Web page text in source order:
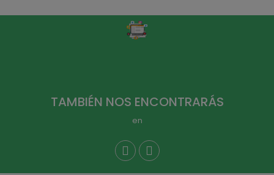
TAMBIÉN NOS ENCONTRARÁS
en